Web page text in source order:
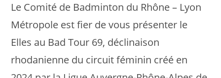
Le Comité de Badminton du Rhône – Lyon
Métropole est fier de vous présenter le
Elles au Bad Tour 69, déclinaison
rhodanienne du circuit féminin créé en